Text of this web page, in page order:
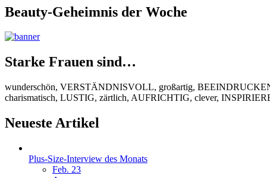
Beauty-Geheimnis der Woche
Starke Frauen sind…
wunderschön, VERSTÄNDNISVOLL, großartig,
charismatisch, LUSTIG, zärtlich, AUFRICHTIG, clever,
Neueste Artikel
Plus-Size-Interview des Monats
Feb. 23